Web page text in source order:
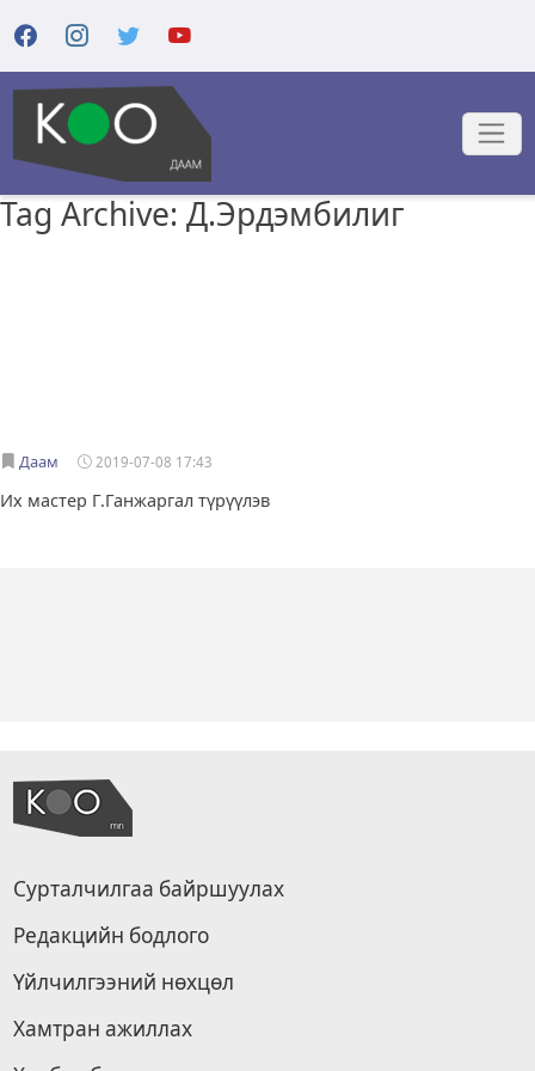
Tag Archive: Д.Эрдэмбилиг
Даам 2019-07-08 17:43
Их мастер Г.Ганжаргал түрүүлэв
Сурталчилгаа байршуулах
Редакцийн бодлого
Үйлчилгээний нөхцөл
Хамтран ажиллах